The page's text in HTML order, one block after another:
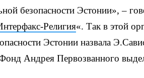
безопасности Эстонии», –
Религия«. Так в этой
Эстонии назвала
Андрея Первозванного